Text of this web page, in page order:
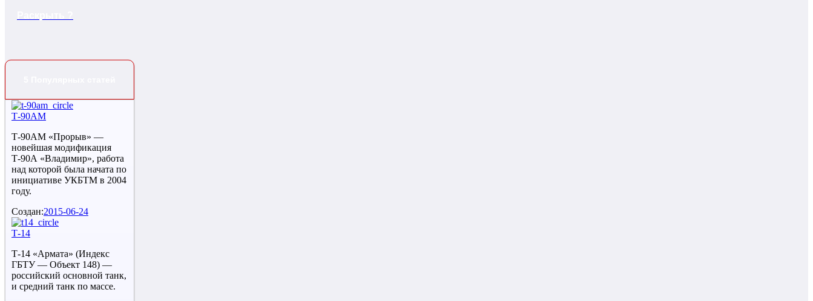
Т-90АМ
Т-90АМ «Прорыв» —
новейшая модификация
Т-90А «Владимир», работа
над которой была начата по
инициативе УКБТМ в 2004
году.
Создан:2015-06-24
Т-14
Т-14 «Армата» (Индекс
ГБТУ — Объект 148) —
российский основной танк,
и средний танк по массе.